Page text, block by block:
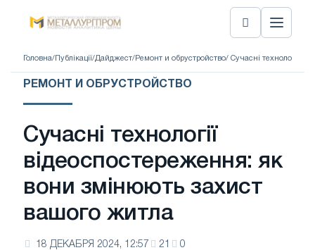
Головна/ Публікації/Дайджест/ Ремонт и обрустройство/ Сучасні технології
РЕМОНТ И ОБРУСТРОЙСТВО
Сучасні технології
відеоспостереження: як
вони змінюють захист
вашого житла
18 ДЕКАБРЯ 2024, 12:57 21 0